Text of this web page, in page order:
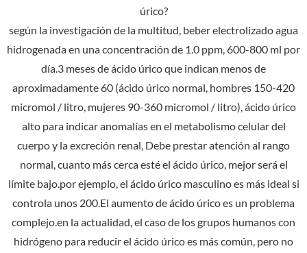
úrico?
según la investigación de la multitud, beber electrolizadoagua
hidrogenada en una concentración de 1.0 ppm, 600-800 ml por
día.3 meses de ácido úrico que indican menos de
aproximadamente 60 (ácido úrico normal, hombres 150-420
micromol / litro, mujeres 90-360 micromol / litro), ácido úrico
alto para indicar anomalías en el metabolismo celular del
cuerpo y la excreción renal, Debe prestar atención al rango
normal, cuanto más cerca esté el ácido úrico, mejor será el
límite bajo.por ejemplo, el ácido úrico masculino es más ideal si
controla unos 200.El aumento de ácido úrico es un problema
complejo.en la actualidad, el caso de los grupos humanos con
hidrógeno para reducir el ácido úrico es más común, pero no